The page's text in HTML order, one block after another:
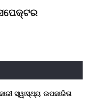
ସ୍ୱାସ୍ଥ୍ୟ ଉପକାରିତା